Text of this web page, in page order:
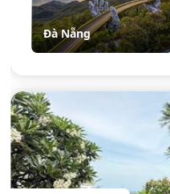
Đà Nẵng